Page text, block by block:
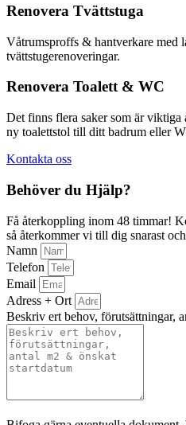
Renovera Tvättstuga
Våtrumsproffs & hantverkare med
tvättstugerenoveringar.
Renovera Toalett & WC
Det finns flera saker som är viktiga
ny toalettstol till ditt badrum eller
Kontakta oss
Behöver du Hjälp?
Få återkoppling inom 48 timmar!
så återkommer vi till dig snarast
Namn
Telefon
Email
Adress + Ort
Beskriv ert behov, förutsättningar,